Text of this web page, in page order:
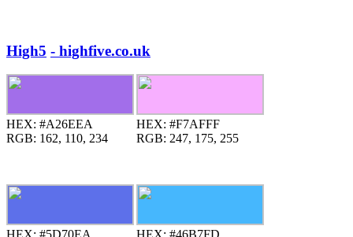
High5 - highfive.co.uk
HEX: #A26EEA
RGB: 162, 110, 234
HEX: #F7AFFF
RGB: 247, 175, 255